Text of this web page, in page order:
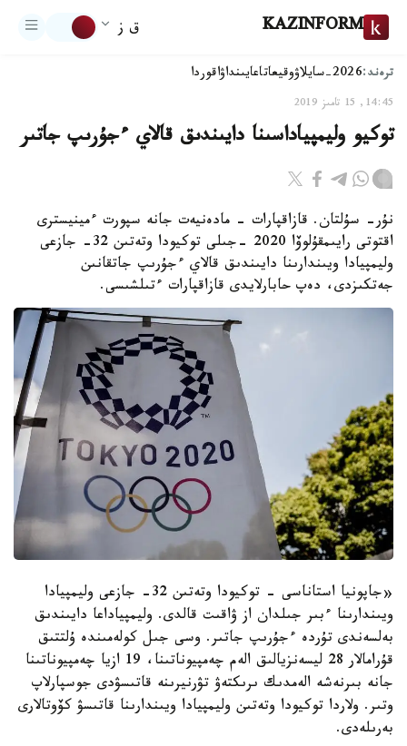
KAZINFORM ق ز
ترەند:2026-سايلاۋ وقيعاتاعايىنداۋاقوردا
14:45, 15 تامىز 2019
توكيو وليمپياداسىنا دايىندىق قالاي ءجۇرىپ جاتىر
نۇر- سۇلتان. قازاقپارات - مادەنيەت جانە سپورت ءمينيسترى
اقتوتى رايىمقۇلوۆا 2020 -جىلى توكيودا وتەتىن 32- جازعى
وليمپيادا ويىندارىنا دايىندىق قالاي ءجۇرىپ جاتقانىن
جەتكىزدى، دەپ حابارلايدى قازاقپارات ءتىلشىسى.
«جاپونيا استاناسى - توكيودا وتەتىن 32- جازعى وليمپيادا
ويىندارىنا ءبىر جىلدان از ۋاقىت قالدى. وليمپياداعا دايىندىق
بەلسەندى تۇردە ءجۇرىپ جاتىر. وسى جىل كولەمىندە ۇلتتىق
قۇرامالار 28 ليسەنزيالىق الەم چەمپيوناتىنا، 19 ازيا چەمپيوناتىنا
جانە بىرنەشە الەمدىك ىرىكتەۋ تۋرنيرىنە قاتىسۋدى جوسپارلاپ
وتىر. ولاردا توكيودا وتەتىن وليمپيادا ويىندارىنا قاتىسۋ كۆوتالارى
بەرىلەدى.